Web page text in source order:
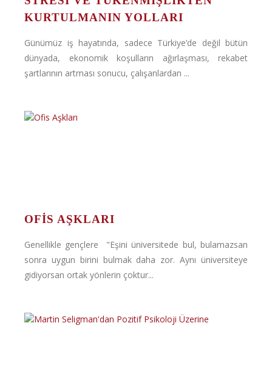
KURTULMANIN YOLLARI
Günümüz iş hayatında, sadece Türkiye’de değil bütün
dünyada, ekonomik koşulların ağırlaşması, rekabet
şartlarının artması sonucu, çalışanlardan ...
OFIS AŞKLARI
Genellikle gençlere "Eşini üniversitede bul, bulamazsan
sonra uygun birini bulmak daha zor. Aynı üniversiteye
gidiyorsan ortak yönlerin çoktur...